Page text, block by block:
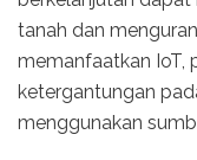
tanah dan
memanfaatkan IoT,
ketergantungan
menggunakan